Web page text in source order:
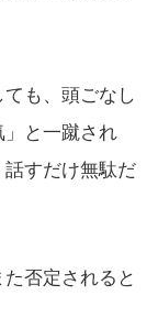
も、頭ごなし
と一蹴され
すだけ無駄だ
否定されると